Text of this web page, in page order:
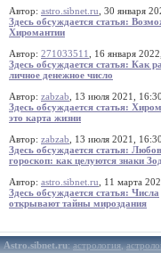
Автор: astro.sibnet.ru , 30 января
Здесь обсуждается статья:
Хиромантии
Автор: 271033511
, 16 января
Здесь обсуждается статья: Как
личное денежное число
Автор: zabzab , 13 июля 2021, 16:30
Здесь обсуждается статья:
это карта жизни
Автор: zabzab , 13 июля 2021, 16:30
Здесь обсуждается статья:
гороскоп: как целуются знаки
Автор: astro.sibnet.ru , 11 марта
Здесь обсуждается статья: Числа
открывают тайны мироздания
Astro.sibnet.ru:астрология,